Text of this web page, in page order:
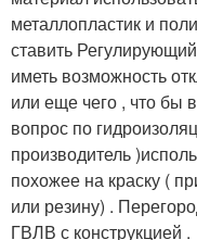
металлопластик и
ставить
иметь возможность
или еще чего , что бы
вопрос по
производитель
похожее на краску (
или резину) .
ГВЛВ с конструкцией .